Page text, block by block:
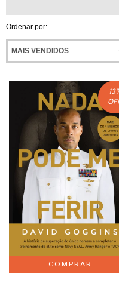
Ordenar por:
13